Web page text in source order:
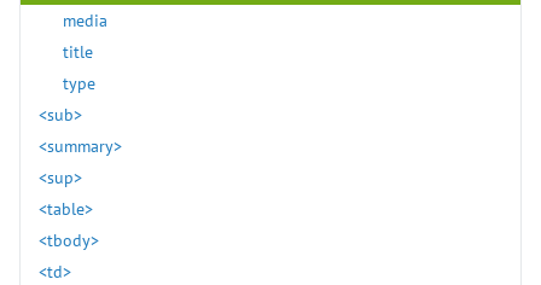
media
title
type
<sub>
<summary>
<sup>
<table>
<tbody>
<td>